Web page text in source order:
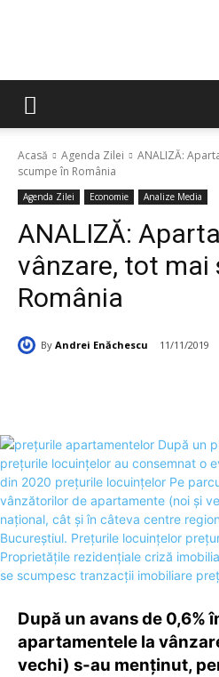
Acasă Agenda Zilei
ANALIZĂ:
scumpe în România
Agenda Zilei Economie Analize Media
ANALIZĂ:
vânzare, tot mai
România
By Andrei Enăchescu 11/11/2019
După un avans de 0,6%
apartamentele la
vechi) s-au menținut,